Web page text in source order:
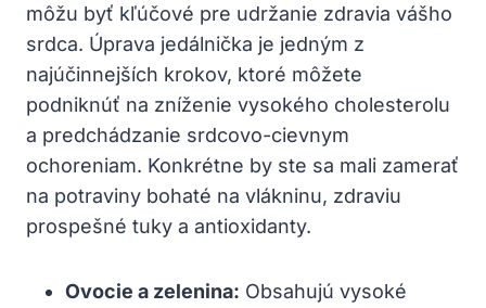
môžu byť kľúčové pre udržanie zdravia vášho
srdca. Úprava jedálnička je jedným z
najúčinnejších krokov, ktoré môžete
podniknúť na zníženie vysokého cholesterolu
a predchádzanie srdcovo-cievnym
ochoreniam. Konkrétne by ste sa mali zamerať
na potraviny bohaté na vlákninu, zdraviu
prospešné tuky a antioxidanty.
Ovocie a zelenina: Obsahujú vysoké